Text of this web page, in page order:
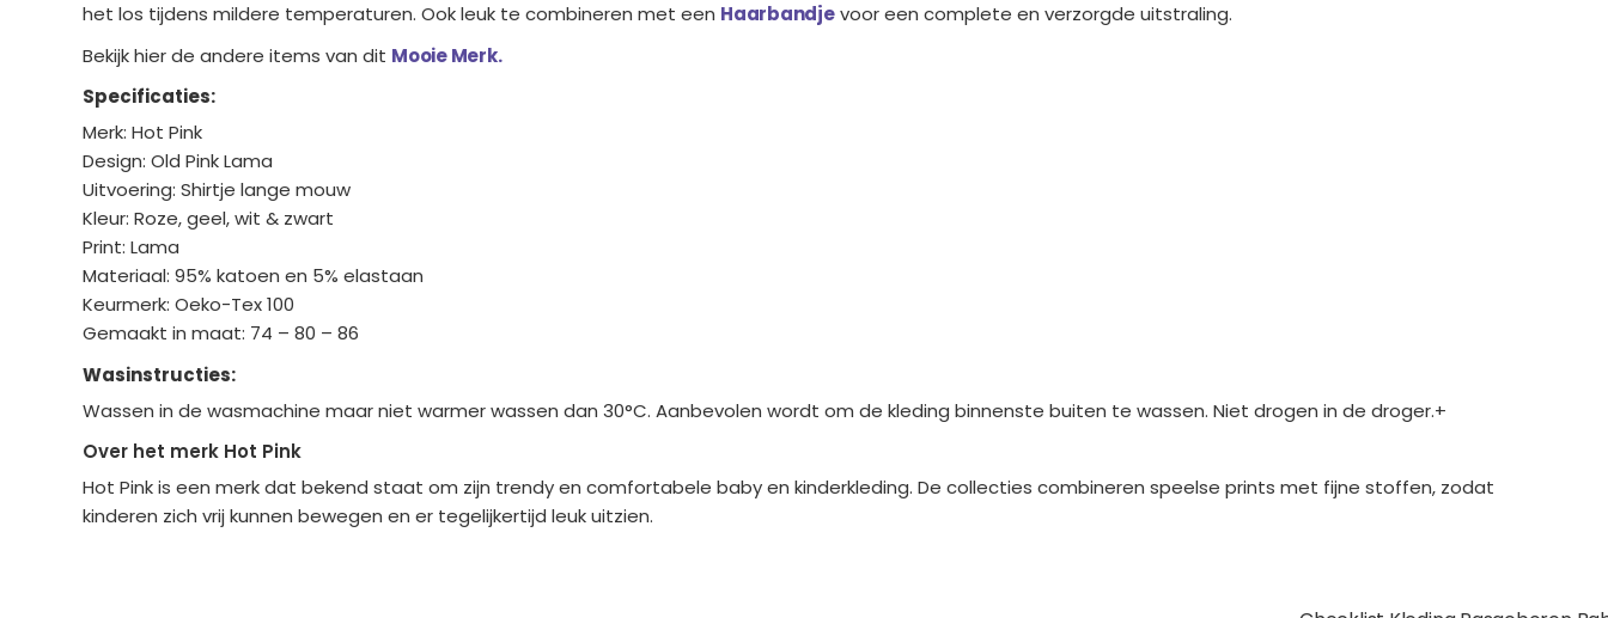
het los tijdens mildere temperaturen. Ook leuk te combineren met een Haarbandjevoor een complete en verzorgde uitstraling.
Bekijk hier de andere items van dit Mooie Merk.
Specificaties:
Merk: Hot Pink
Design: Old Pink Lama
Uitvoering: Shirtje lange mouw
Kleur: Roze, geel, wit & zwart
Print: Lama
Materiaal: 95% katoen en 5% elastaan
Keurmerk: Oeko-Tex 100
Gemaakt in maat: 74 – 80 – 86
Wasinstructies:
Wassen in de wasmachine maar niet warmer wassen dan 30°C. Aanbevolen wordt om de kleding binnenste buiten te wassen. Niet drogen in de droger.+
Over het merk Hot Pink
Hot Pink is een merk dat bekend staat om zijn trendy en comfortabele baby en kinderkleding. De collecties combineren speelse prints met fijne stoffen, zodat
kinderen zich vrij kunnen bewegen en er tegelijkertijd leuk uitzien.